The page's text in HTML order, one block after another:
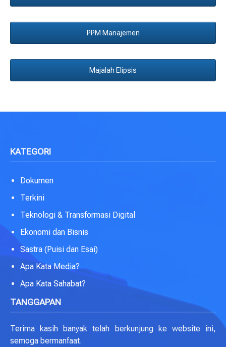
PPM Manajemen
Majalah Elipsis
KATEGORI
Dokumen
Terkini
Teknologi & Transformasi Digital
Ekonomi dan Bisnis
Sastra (Puisi dan Esai)
Apa Kata Media?
Apa Kata Sahabat?
TANGGAPAN
Terima kasih banyak telah berkunjung ke website ini,
semoga bermanfaat.